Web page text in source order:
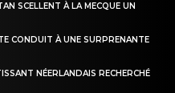
SCELLENT À LA MECQUE UN
CONDUIT À UNE SURPRENANTE
NÉERLANDAIS RECHERCHÉ